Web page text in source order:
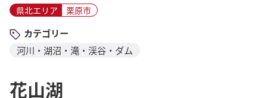
県北エリア 栗原市
カテゴリー
河川・湖沼・滝・渓谷・ダム
花山湖